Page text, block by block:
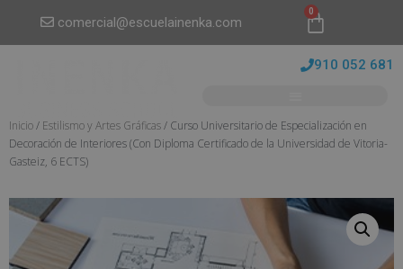
comercial@escuelainenka.com
0
910 052 681
Inicio/ Estilismo y Artes Gráficas/ Curso Universitario de Especialización en
Decoración de Interiores (Con Diploma Certificado de la Universidad de Vitoria-
Gasteiz, 6 ECTS)